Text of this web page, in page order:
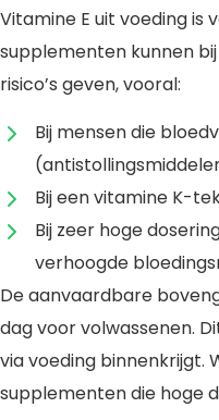
Vitamine E uit voeding is
supplementen kunnen
risico’s geven, vooral:
Bij mensen die
Bij een vitamine K-
Bij zeer hoge
verhoogde
De aanvaardbare
dag voor volwassenen.
via voeding binnenkrijgt.
supplementen die hoge